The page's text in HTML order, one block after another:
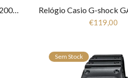
Relógio Casio G-shock GST-B200B-1AER
€119,00
Sem Stock